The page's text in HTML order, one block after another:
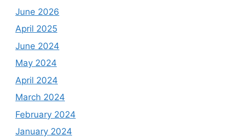
June 2026
April 2025
June 2024
May 2024
April 2024
March 2024
February 2024
January 2024